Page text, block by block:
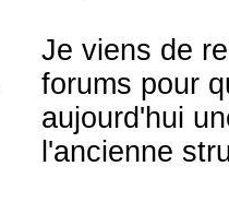
Je viens de
forums pour
aujourd'hui
l'ancienne